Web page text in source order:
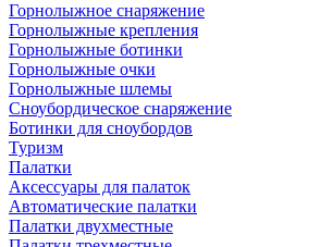
Горнолыжное снаряжение
Горнолыжные крепления
Горнолыжные ботинки
Горнолыжные очки
Горнолыжные шлемы
Сноубордическое снаряжение
Ботинки для сноубордов
Туризм
Палатки
Аксессуары для палаток
Автоматические палатки
Палатки двухместные